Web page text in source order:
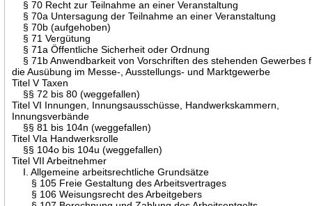
§ 70 Recht zur Teilnahme an einer Veranstaltung
§ 70a Untersagung der Teilnahme an einer Veranstaltung
§ 70b (aufgehoben)
§ 71 Vergütung
§ 71a Öffentliche Sicherheit oder Ordnung
§ 71b Anwendbarkeit von Vorschriften des stehenden Gewerbes
die Ausübung im Messe-, Ausstellungs- und Marktgewerbe
Titel V Taxen
§§ 72 bis 80 (weggefallen)
Titel VI Innungen, Innungsausschüsse, Handwerkskammern,
Innungsverbände
§§ 81 bis 104n (weggefallen)
Titel VIa Handwerksrolle
§§ 104o bis 104u (weggefallen)
Titel VII Arbeitnehmer
I. Allgemeine arbeitsrechtliche Grundsätze
§ 105 Freie Gestaltung des Arbeitsvertrages
§ 106 Weisungsrecht des Arbeitgebers